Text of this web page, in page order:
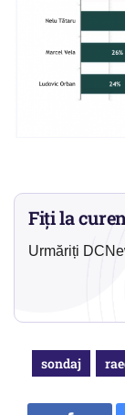
Fiți la
Urmăriți
sondaj